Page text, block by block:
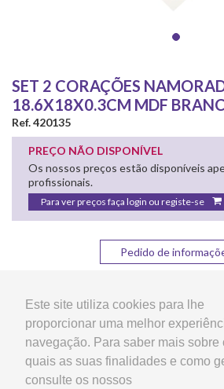
Este site utiliza cookies para lhe
proporcionar uma melhor
navegação. Para saber mais sobre
quais as suas finalidades e como
consulte os nossos
SET 2 CORAÇÕES
18.6X18X0.3CM MDF
Ref. 420135
PREÇO NÃO DISPONÍVEL
Os nossos preços estão disponíveis
profissionais.
Para ver preços faça login ou registe-se
Pedido de